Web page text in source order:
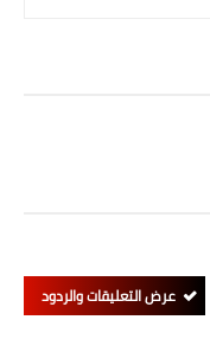
عرض التعليقات والردود